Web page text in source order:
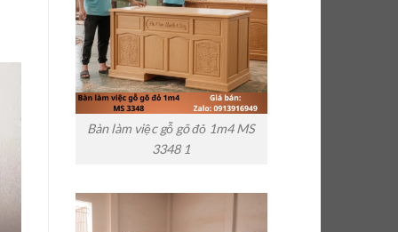
Bàn làm việc gỗ gõ đỏ 1m4 MS
3348 1